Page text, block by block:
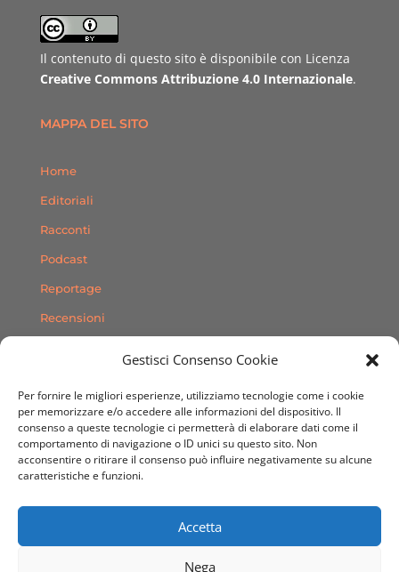
Gestisci Consenso Cookie
Per fornire le migliori esperienze, utilizziamo tecnologie come i cookie
per memorizzare e/o accedere alle informazioni del dispositivo. Il
consenso a queste tecnologie ci permetterà di elaborare dati come il
comportamento di navigazione o ID unici su questo sito. Non
acconsentire o ritirare il consenso può influire negativamente su alcune
caratteristiche e funzioni.
Accetta
Nega
Il contenuto di questo sito è disponibile con Licenza
Creative Commons Attribuzione 4.0 Internazionale.
MAPPA DEL SITO
Home
Editoriali
Racconti
Podcast
Reportage
Recensioni
Contatti
SEGUICI SUI SOCIAL